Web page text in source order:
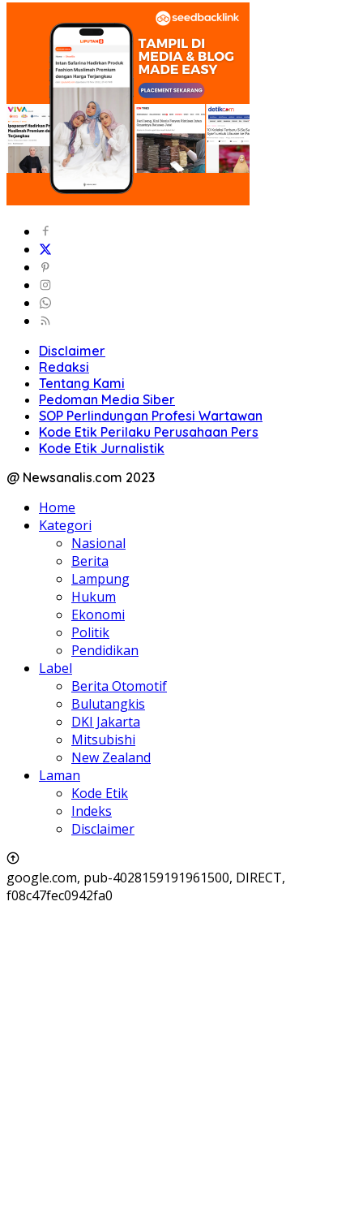
Disclaimer
Redaksi
Tentang Kami
Pedoman Media Siber
SOP Perlindungan Profesi Wartawan
Kode Etik Perilaku Perusahaan Pers
Kode Etik Jurnalistik
@ Newsanalis.com 2023
Home
Kategori
Nasional
Berita
Lampung
Hukum
Ekonomi
Politik
Pendidikan
Label
Berita Otomotif
Bulutangkis
DKI Jakarta
Mitsubishi
New Zealand
Laman
Kode Etik
Indeks
Disclaimer
google.com, pub-4028159191961500, DIRECT,
f08c47fec0942fa0